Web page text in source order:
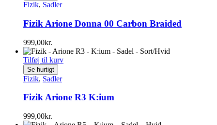
Fizik, Sadler
Fizik Arione Donna 00 Carbon Braided
999,00kr.
Tilføj til kurv
Se hurtigt
Fizik, Sadler
Fizik Arione R3 K:ium
999,00kr.